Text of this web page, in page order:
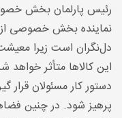
رئیس پارلمان بخش
نماینده بخش خصوصی از
دل‌نگران است زیرا
این کالاها متأثر خواهد
دستور کار مسئولان قرار
پرهیز شود. در چنین